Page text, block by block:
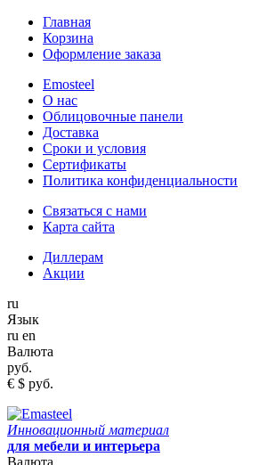
Главная
Корзина
Оформление заказа
Emosteel
О нас
Облицовочные панели
Доставка
Сроки и условия
Сертификаты
Политика конфиденциальности
Связаться с нами
Карта сайта
Диллерам
Акции
ru
Язык
ru en
Валюта
руб.
€ $ руб.
Инновационный материал
для мебели и интерьера
Валюта